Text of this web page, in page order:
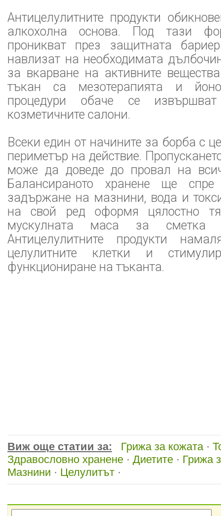
Антицелулитните продукти
алкохолна основа. Под тази
проникват през защитната
навлизат на необходимата
за вкарване на активните
тъкан са мезотерапията и
процедури обаче се
козметичните салони.
Всеки един от начините за борба с
периметър на действие.
може да доведе до провал на
Балансираното хранене ще спре
задържане на мазнини, вода и
на свой ред оформя цялостно
мускулната маса за сметка
Антицелулитните продукти
целулитните клетки и
функциониране на тъканта.
Виж още статии за: Грижа за кожата·
Здравословно хранене · Диетите · Грижа
Мазнини · Целулитът ·